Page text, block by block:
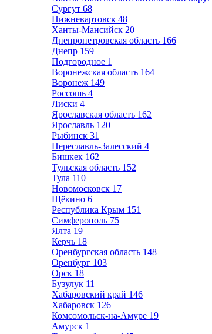
Сургут 68
Нижневартовск 48
Ханты-Мансийск 20
Днепропетровская область 166
Днепр 159
Подгородное 1
Воронежская область 164
Воронеж 149
Россошь 4
Лиски 4
Ярославская область 162
Ярославль 120
Рыбинск 31
Переславль-Залесский 4
Бишкек 162
Тульская область 152
Тула 110
Новомосковск 17
Щёкино 6
Республика Крым 151
Симферополь 75
Ялта 19
Керчь 18
Оренбургская область 148
Оренбург 103
Орск 18
Бузулук 11
Хабаровский край 146
Хабаровск 126
Комсомольск-на-Амуре 19
Амурск 1